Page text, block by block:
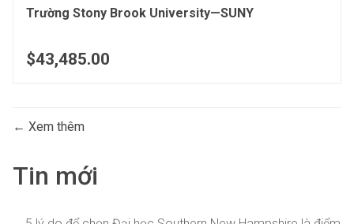
Trường Stony Brook University—SUNY
$43,485.00
Xem thêm
Tin mới